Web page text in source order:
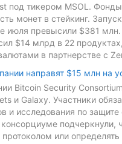
под тикером MSOL.
монет в стейкинг.
июля превысили $381
$14 млрд в 22
в партнерстве с
направят $15 млн на
Bitcoin Security
и Galaxy. Участники
и исследования по
подчеркнули,
или